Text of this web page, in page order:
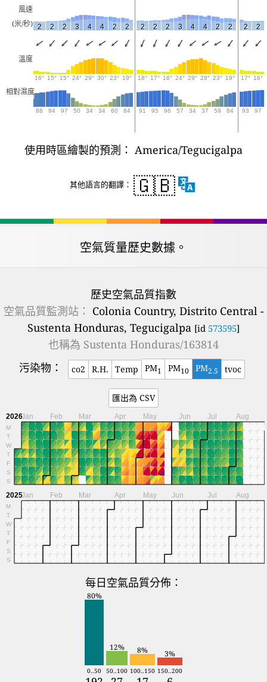
風速
(米/秒) 2 2 2 3 4 4 2 2 2 2 2 3 4 4 2 2 2 2
溫度
16° 15° 15° 24° 29° 30° 23° 19° 18° 17° 16° 24° 29° 28° 23° 19° 17° 16°
相對濕度
88 94 97 50 34 34 60 84 91 95 96 57 34 37 59 84 93 97
使用時區繪製的預測： America/Tegucigalpa
其他語言的翻譯： 🇬🇧
空氣質量歷史數據。
歷史空氣品質指數
空氣品質監測站： Colonia Country, Distrito Central -
Sustenta Honduras, Tegucigalpa [id 573595]
也稱為 Sustenta Honduras/163814
污染物：
co2 R.H. Temp PM1 PM10 PM2.5 tvoc
匯出為 CSV
2026
M
T
W
T
F
S
S
Jan Feb Mar Apr May Jun Jul Aug
2025
M
T
W
T
F
S
S
Jan Feb Mar Apr May Jun Jul Aug
每日空氣品質分佈：
80%
12% 8% 3%
0..50 50..100 100..150 150..200